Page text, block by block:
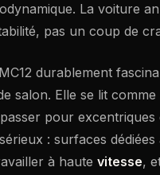
La voiture
pas un coup de
durablement
salon. Elle se lit
pour
: surfaces
à haute vitesse,